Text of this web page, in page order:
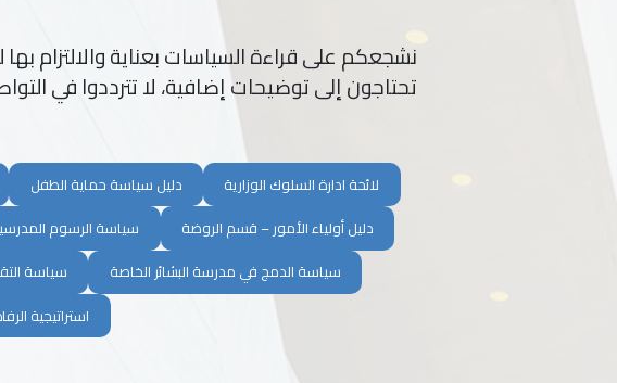
نشجعكم على قراءة السياسات بعناية والالتزام
تحتاجون إلى توضيحات إضافية، لا تترددوا في
لائحة ادارة السلوك الوزارية دليل سياسة حماية الطفل
دليل أولياء الأمور – قسم الروضة
سياسة الرسوم
سياسة الدمج في مدرسة البشائر الخاصة
سياسة
استراتيجية